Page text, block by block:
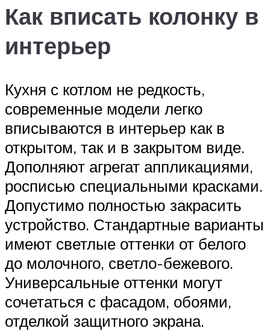
Как вписать колонку в
интерьер
Кухня с котлом не редкость,
современные модели легко
вписываются в интерьер как в
открытом, так и в закрытом виде.
Дополняют агрегат аппликациями,
росписью специальными красками.
Допустимо полностью закрасить
устройство. Стандартные варианты
имеют светлые оттенки от белого
до молочного, светло-бежевого.
Универсальные оттенки могут
сочетаться с фасадом, обоями,
отделкой защитного экрана.